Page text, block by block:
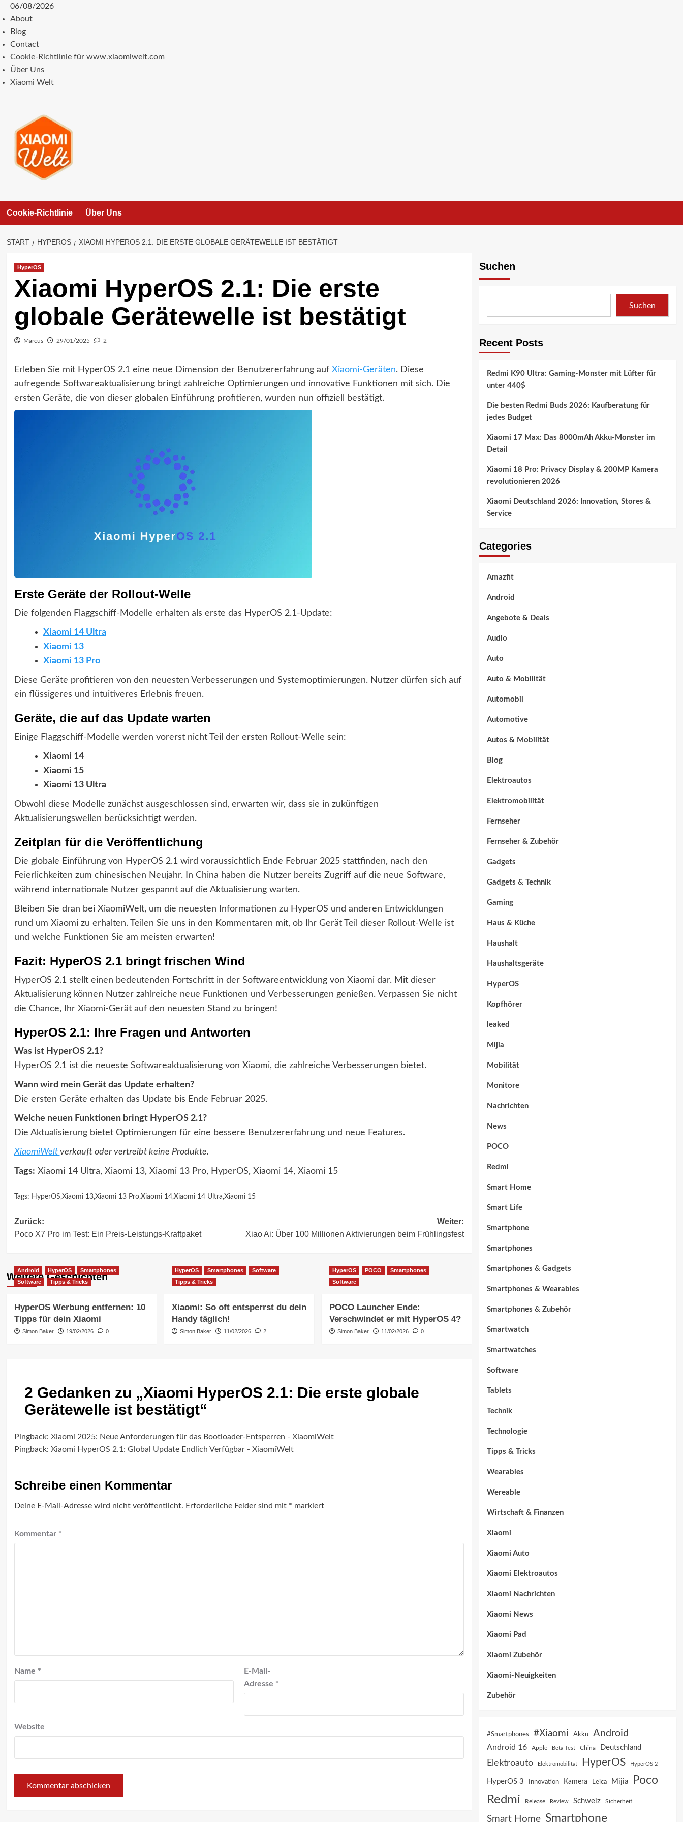
Zum
Inhalt
springen
06/08/2026
About
Blog
Contact
Cookie-Richtlinie für www.xiaomiwelt.com
Über Uns
Xiaomi Welt
Cookie-Richtlinie Über Uns
START HYPEROS XIAOMI HYPEROS 2.1: DIE ERSTE GLOBALE GERÄTEWELLE IST BESTÄTIGT
HyperOS
Xiaomi HyperOS 2.1: Die erste
globale Gerätewelle ist bestätigt
Marcus 29/01/2025 2
Erleben Sie mit HyperOS 2.1 eine neue Dimension der Benutzererfahrung auf Xiaomi-Geräten. Diese
aufregende Softwareaktualisierung bringt zahlreiche Optimierungen und innovative Funktionen mit sich. Die
ersten Geräte, die von dieser globalen Einführung profitieren, wurden nun offiziell bestätigt.
Erste Geräte der Rollout-Welle
Die folgenden Flaggschiff-Modelle erhalten als erste das HyperOS 2.1-Update:
Xiaomi 14 Ultra
Xiaomi 13
Xiaomi 13 Pro
Diese Geräte profitieren von den neuesten Verbesserungen und Systemoptimierungen. Nutzer dürfen sich auf
ein flüssigeres und intuitiveres Erlebnis freuen.
Geräte, die auf das Update warten
Einige Flaggschiff-Modelle werden vorerst nicht Teil der ersten Rollout-Welle sein:
Xiaomi 14
Xiaomi 15
Xiaomi 13 Ultra
Obwohl diese Modelle zunächst ausgeschlossen sind, erwarten wir, dass sie in zukünftigen
Aktualisierungswellen berücksichtigt werden.
Zeitplan für die Veröffentlichung
Die globale Einführung von HyperOS 2.1 wird voraussichtlich Ende Februar 2025 stattfinden, nach den
Feierlichkeiten zum chinesischen Neujahr. In China haben die Nutzer bereits Zugriff auf die neue Software,
während internationale Nutzer gespannt auf die Aktualisierung warten.
Bleiben Sie dran bei XiaomiWelt, um die neuesten Informationen zu HyperOS und anderen Entwicklungen
rund um Xiaomi zu erhalten. Teilen Sie uns in den Kommentaren mit, ob Ihr Gerät Teil dieser Rollout-Welle ist
und welche Funktionen Sie am meisten erwarten!
Fazit: HyperOS 2.1 bringt frischen Wind
HyperOS 2.1 stellt einen bedeutenden Fortschritt in der Softwareentwicklung von Xiaomi dar. Mit dieser
Aktualisierung können Nutzer zahlreiche neue Funktionen und Verbesserungen genießen. Verpassen Sie nicht
die Chance, Ihr Xiaomi-Gerät auf den neuesten Stand zu bringen!
HyperOS 2.1: Ihre Fragen und Antworten
Was ist HyperOS 2.1?
HyperOS 2.1 ist die neueste Softwareaktualisierung von Xiaomi, die zahlreiche Verbesserungen bietet.
Wann wird mein Gerät das Update erhalten?
Die ersten Geräte erhalten das Update bis Ende Februar 2025.
Welche neuen Funktionen bringt HyperOS 2.1?
Die Aktualisierung bietet Optimierungen für eine bessere Benutzererfahrung und neue Features.
XiaomiWelt verkauft oder vertreibt keine Produkte.
Tags: Xiaomi 14 Ultra, Xiaomi 13, Xiaomi 13 Pro, HyperOS, Xiaomi 14, Xiaomi 15
Tags: HyperOS,Xiaomi 13,Xiaomi 13 Pro,Xiaomi 14,Xiaomi 14 Ultra,Xiaomi 15
Beitragsnavigation
Zurück:
Poco X7 Pro im Test: Ein Preis-Leistungs-Kraftpaket
Weiter:
Xiao Ai: Über 100 Millionen Aktivierungen beim Frühlingsfest
Weitere Geschichten
Android HyperOS
Smartphones
Software
Tipps & Tricks
HyperOS Werbung entfernen: 10
Tipps für dein Xiaomi
Simon Baker 19/02/2026 0
HyperOS Smartphones
Software
Tipps & Tricks
Xiaomi: So oft entsperrst du dein
Handy täglich!
Simon Baker 11/02/2026 2
HyperOS POCO
Smartphones
Software
POCO Launcher Ende:
Verschwindet er mit HyperOS 4?
Simon Baker 11/02/2026 0
2 Gedanken zu „Xiaomi HyperOS 2.1: Die erste globale
Gerätewelle ist bestätigt“
Pingback: Xiaomi 2025: Neue Anforderungen für das Bootloader-Entsperren - XiaomiWelt
Pingback: Xiaomi HyperOS 2.1: Global Update Endlich Verfügbar - XiaomiWelt
Schreibe einen Kommentar
Deine E-Mail-Adresse wird nicht veröffentlicht. Erforderliche Felder sind mit * markiert
Kommentar *
Name *
E-Mail-
Adresse *
Website
Suchen
Suchen
Recent Posts
Redmi K90 Ultra: Gaming-Monster mit Lüfter für
unter 440$
Die besten Redmi Buds 2026: Kaufberatung für
jedes Budget
Xiaomi 17 Max: Das 8000mAh Akku-Monster im
Detail
Xiaomi 18 Pro: Privacy Display & 200MP Kamera
revolutionieren 2026
Xiaomi Deutschland 2026: Innovation, Stores &
Service
Categories
Amazfit
Android
Angebote & Deals
Audio
Auto
Auto & Mobilität
Automobil
Automotive
Autos & Mobilität
Blog
Elektroautos
Elektromobilität
Fernseher
Fernseher & Zubehör
Gadgets
Gadgets & Technik
Gaming
Haus & Küche
Haushalt
Haushaltsgeräte
HyperOS
Kopfhörer
leaked
Mijia
Mobilität
Monitore
Nachrichten
News
POCO
Redmi
Smart Home
Smart Life
Smartphone
Smartphones
Smartphones & Gadgets
Smartphones & Wearables
Smartphones & Zubehör
Smartwatch
Smartwatches
Software
Tablets
Technik
Technologie
Tipps & Tricks
Wearables
Wereable
Wirtschaft & Finanzen
Xiaomi
Xiaomi Auto
Xiaomi Elektroautos
Xiaomi Nachrichten
Xiaomi News
Xiaomi Pad
Xiaomi Zubehör
Xiaomi-Neuigkeiten
Zubehör
#Smartphones #Xiaomi Akku Android
Android 16 Apple Beta-Test China Deutschland
Elektroauto Elektromobilität HyperOS HyperOS 2
HyperOS 3 Innovation Kamera Leica Mijia
Poco
Redmi
Release Review Schweiz Sicherheit
Smart Home Smartphone